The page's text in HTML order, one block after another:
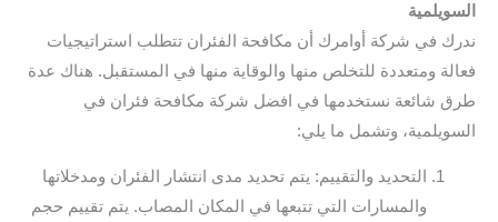
السويلمية
ندرك في شركة أوامرك أن مكافحة الفئران تتطلب استراتيجيات
فعالة ومتعددة للتخلص منها والوقاية منها في المستقبل. هناك عدة
طرق شائعة نستخدمها في افضل شركة مكافحة فئران في
السويلمية، وتشمل ما يلي:
التحديد والتقييم: يتم تحديد مدى انتشار الفئران ومدخلاتها
والمسارات التي تتبعها في المكان المصاب. يتم تقييم حجم